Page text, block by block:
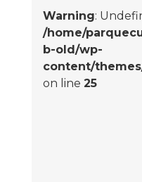
Warning:
/home/
b-old/wp-
content/
on line 25